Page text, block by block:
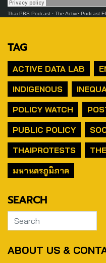
Thai PBS Podcast · The Active Podcast
TAG
ACTIVE DATA LAB
INDIGENOUS
POLICY WATCH
PUBLIC POLICY
THAIPROTESTS
มหานครภูมิภาค
SEARCH
ABOUT US &